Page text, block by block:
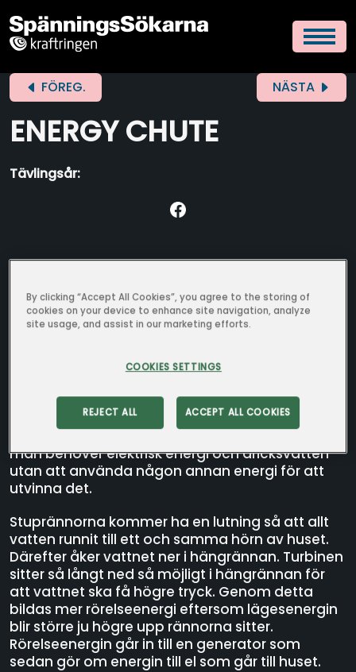
FÖREG.
ENERGY CHUTE
Tävlingsår:
Klass 9C - Tolvåkerskolan
stuprännorna/hängrännorna så utvinner vi
både elektrisk energi och rent vatten. Vår
uppfinning hjälper även folk i krig och kris, då
man behöver elektrisk energi och dricksvatten
utan att använda någon annan energi för att
utvinna det.
Stuprännorna kommer ha en lutning så att allt
vatten runnit till ett och samma hörn av huset.
Därefter åker vattnet ner i hängrännan. Turbinen
sitter så långt ned så möjligt i hängrännan för
att vattnet ska få högre tryck. Genom detta
bildas mer rörelseenergi eftersom lägesenergin
blir större ju högre upp rännorna sitter.
Rörelseenergin går in till en generator som
sedan gör om energin till el som går till huset.
NÄSTA
By clicking “Accept All Cookies”, you agree to the storing of
cookies on your device to enhance site navigation, analyze
site usage, and assist in our marketing efforts.
COOKIES SETTINGS
REJECT ALL ACCEPT ALL COOKIES